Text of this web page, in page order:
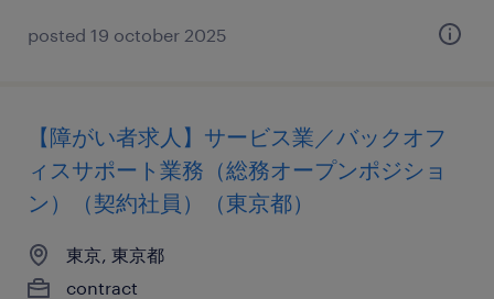
posted 19 october 2025
【障がい者求人】サービス業／バックオフ
ィスサポート業務（総務オープンポジショ
ン）（契約社員）（東京都）
東京, 東京都
contract